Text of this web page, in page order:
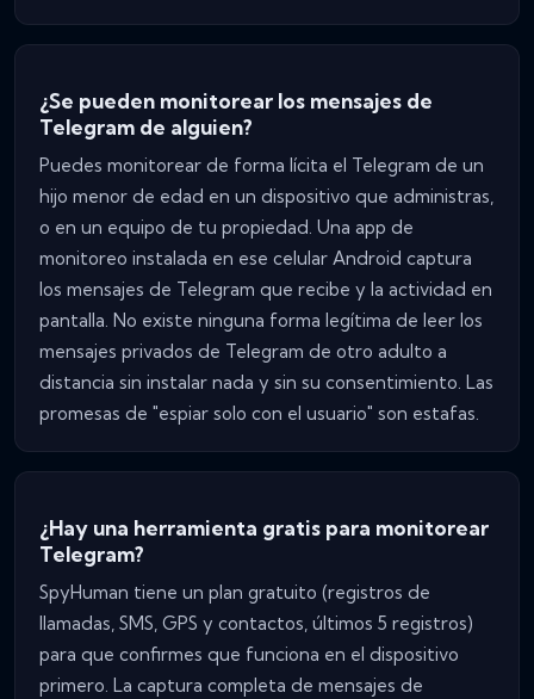
¿Se pueden monitorear los mensajes de
Telegram de alguien?
Puedes monitorear de forma lícita el Telegram de un
hijo menor de edad en un dispositivo que administras,
o en un equipo de tu propiedad. Una app de
monitoreo instalada en ese celular Android captura
los mensajes de Telegram que recibe y la actividad en
pantalla. No existe ninguna forma legítima de leer los
mensajes privados de Telegram de otro adulto a
distancia sin instalar nada y sin su consentimiento. Las
promesas de "espiar solo con el usuario" son estafas.
¿Hay una herramienta gratis para monitorear
Telegram?
SpyHuman tiene un plan gratuito (registros de
llamadas, SMS, GPS y contactos, últimos 5 registros)
para que confirmes que funciona en el dispositivo
primero. La captura completa de mensajes de